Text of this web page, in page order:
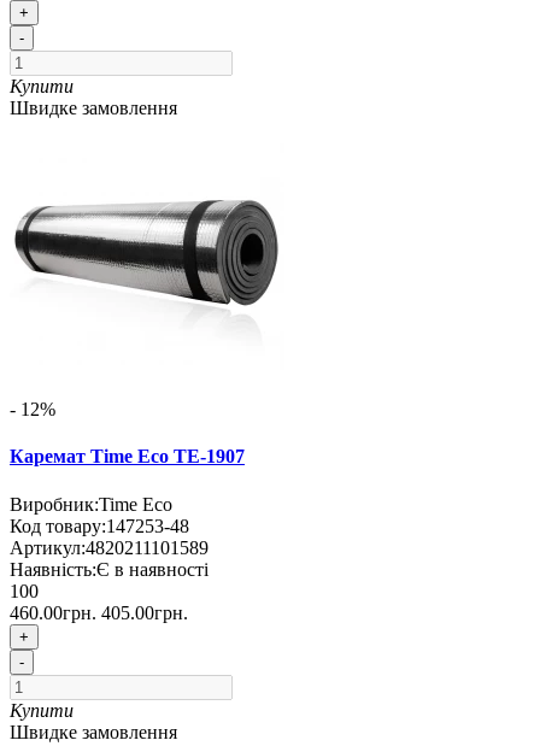
+
-
Купити
Швидке замовлення
- 12%
Каремат Time Eco ТЕ-1907
Виробник:Time Eco
Код товару:147253-48
Артикул:4820211101589
Наявність:Є в наявності
100
460.00грн. 405.00грн.
+
-
Купити
Швидке замовлення